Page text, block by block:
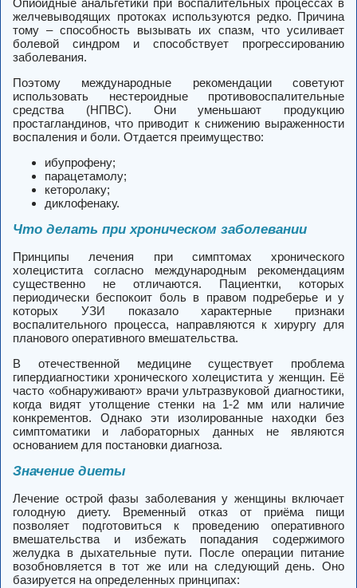
Опиоидные анальгетики при воспалительных процессах в
желчевыводящих протоках используются редко. Причина
тому – способность вызывать их спазм, что усиливает
болевой синдром и способствует прогрессированию
заболевания.
Поэтому международные рекомендации советуют
использовать нестероидные противовоспалительные
средства (НПВС). Они уменьшают продукцию
простагландинов, что приводит к снижению выраженности
воспаления и боли. Отдается преимущество:
ибупрофену;
парацетамолу;
кеторолаку;
диклофенаку.
Что делать при хроническом заболевании
Принципы лечения при симптомах хронического
холецистита согласно международным рекомендациям
существенно не отличаются. Пациентки, которых
периодически беспокоит боль в правом подреберье и у
которых УЗИ показало характерные признаки
воспалительного процесса, направляются к хирургу для
планового оперативного вмешательства.
В отечественной медицине существует проблема
гипердиагностики хронического холецистита у женщин. Её
часто «обнаруживают» врачи ультразвуковой диагностики,
когда видят утолщение стенки на 1-2 мм или наличие
конкрементов. Однако эти изолированные находки без
симптоматики и лабораторных данных не являются
основанием для постановки диагноза.
Значение диеты
Лечение острой фазы заболевания у женщины включает
голодную диету. Временный отказ от приёма пищи
позволяет подготовиться к проведению оперативного
вмешательства и избежать попадания содержимого
желудка в дыхательные пути. После операции питание
возобновляется в тот же или на следующий день. Оно
базируется на определенных принципах: